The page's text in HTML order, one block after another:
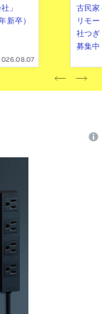
」
新卒）
古民
リモ
社つ
募集中